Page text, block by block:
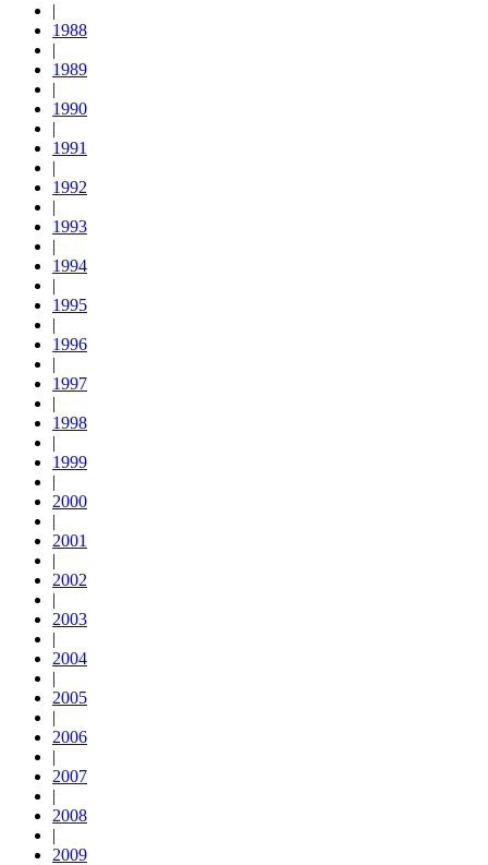
|
1988
|
1989
|
1990
|
1991
|
1992
|
1993
|
1994
|
1995
|
1996
|
1997
|
1998
|
1999
|
2000
|
2001
|
2002
|
2003
|
2004
|
2005
|
2006
|
2007
|
2008
|
2009